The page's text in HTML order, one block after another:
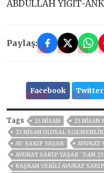
ABDULLAH YİĞİT-
Paylaş:
Facebook Twitter
Tags 23 NİSAN
23 NİSAN
23 NISAN ULUSAL
AV. SAKIP YAŞAR
AVUKAT
AVUKAT SAKIP YAŞAR `DAN
BAŞKAN VEKILI AVUKAT